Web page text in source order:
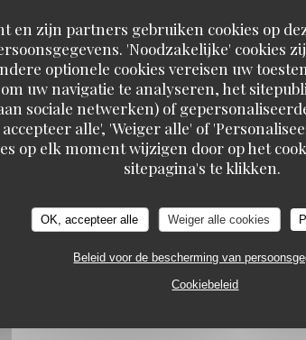
en zijn partners gebruiken cookies op
'Noodzakelijke' cookies
optionele cookies vereisen uw
uw navigatie te analyseren, het
sociale netwerken) of
alle', 'Weiger alle' of
op elk moment wijzigen door op het
sitepagina's te klikken.
OK, accepteer alle Weiger alle cookies
Beleid voor de bescherming van
Cookiebeleid
SERVICE: 5/5 ATMOSFEER: 5/5 KEUKEN: 5/5
sont bien garnis ! J’y retournerai avec plaisir
SERVICE: 5/5 ATMOSFEER: 4/5 KEUKEN: 4/5